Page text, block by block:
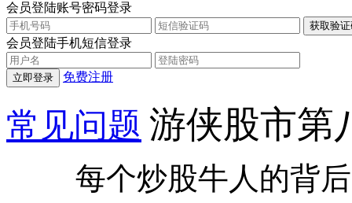
会员登陆账号密码登录
会员登陆手机短信登录
立即登录 免费注册
常见问题 游侠股市第
每个炒股牛人的背后